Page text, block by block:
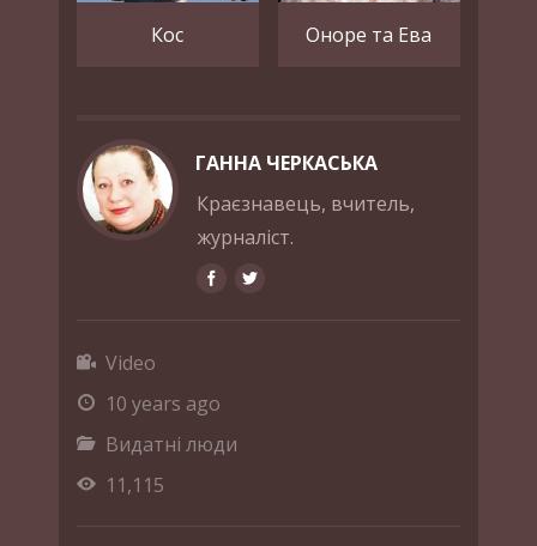
Кос Оноре та Ева
ГАННА ЧЕРКАСЬКА
Краєзнавець, вчитель,
журналіст.
Video
10 years ago
Видатні люди
11,115